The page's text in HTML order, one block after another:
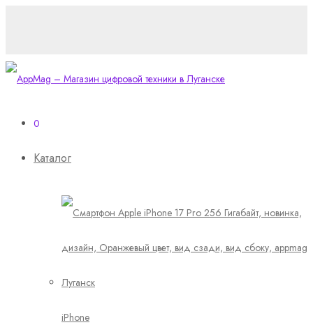
0
Каталог
iPhone